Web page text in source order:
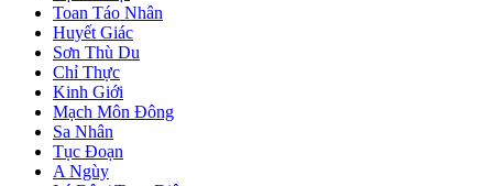
Toan Táo Nhân
Huyết Giác
Sơn Thù Du
Chỉ Thực
Kinh Giới
Mạch Môn Đông
Sa Nhân
Tục Đoạn
A Ngùy